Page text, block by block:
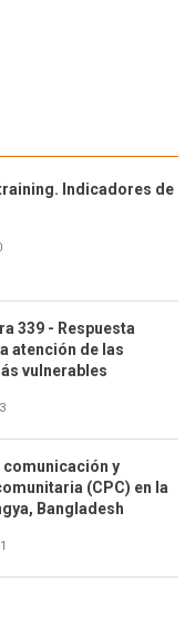
Indicadores de
339 - Respuesta
atención de las
vulnerables
comunicación y
(CPC) en la
Bangladesh